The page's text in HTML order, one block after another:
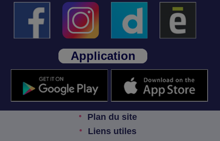
Application
Plan du site
Liens utiles